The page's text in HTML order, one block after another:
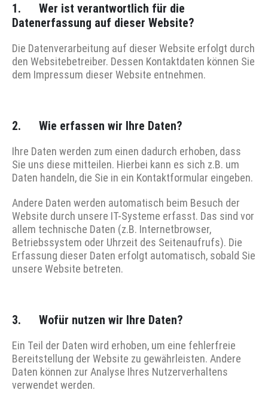
1. Wer ist verantwortlich für die
Datenerfassung auf dieser Website?
Die Datenverarbeitung auf dieser Website erfolgt durch
den Websitebetreiber. Dessen Kontaktdaten können Sie
dem Impressum dieser Website entnehmen.
2. Wie erfassen wir Ihre Daten?
Ihre Daten werden zum einen dadurch erhoben, dass
Sie uns diese mitteilen. Hierbei kann es sich z.B. um
Daten handeln, die Sie in ein Kontaktformular eingeben.
Andere Daten werden automatisch beim Besuch der
Website durch unsere IT-Systeme erfasst. Das sind vor
allem technische Daten (z.B. Internetbrowser,
Betriebssystem oder Uhrzeit des Seitenaufrufs). Die
Erfassung dieser Daten erfolgt automatisch, sobald Sie
unsere Website betreten.
3. Wofür nutzen wir Ihre Daten?
Ein Teil der Daten wird erhoben, um eine fehlerfreie
Bereitstellung der Website zu gewährleisten. Andere
Daten können zur Analyse Ihres Nutzerverhaltens
verwendet werden.